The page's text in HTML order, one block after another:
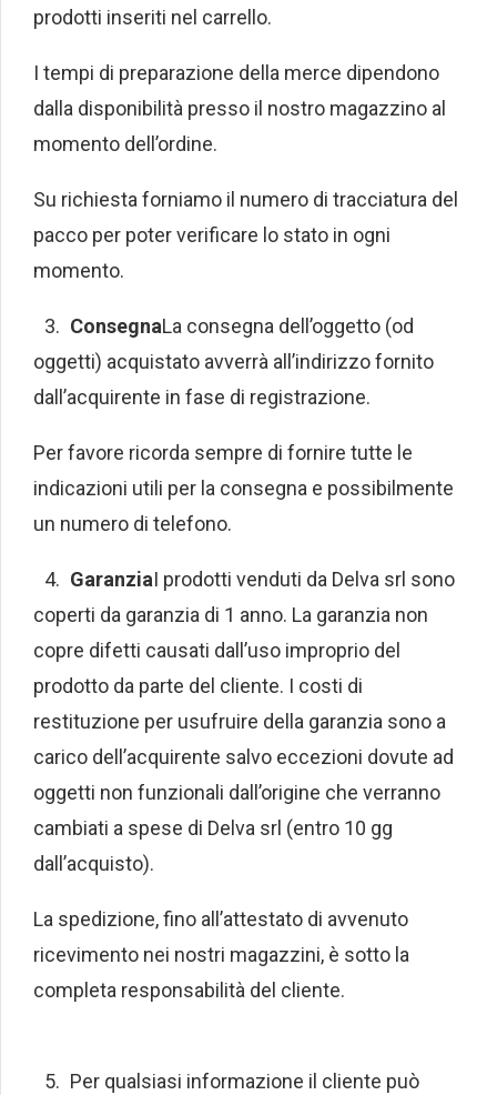
prodotti inseriti nel carrello.
I tempi di preparazione della merce dipendono
dalla disponibilità presso il nostro magazzino al
momento dell’ordine.
Su richiesta forniamo il numero di tracciatura del
pacco per poter verificare lo stato in ogni
momento.
ConsegnaLa consegna dell’oggetto (od
oggetti) acquistato avverrà all’indirizzo fornito
dall’acquirente in fase di registrazione.
Per favore ricorda sempre di fornire tutte le
indicazioni utili per la consegna e possibilmente
un numero di telefono.
GaranziaI prodotti venduti da Delva srl sono
coperti da garanzia di 1 anno. La garanzia non
copre difetti causati dall’uso improprio del
prodotto da parte del cliente. I costi di
restituzione per usufruire della garanzia sono a
carico dell’acquirente salvo eccezioni dovute ad
oggetti non funzionali dall’origine che verranno
cambiati a spese di Delva srl (entro 10 gg
dall’acquisto).
La spedizione, fino all’attestato di avvenuto
ricevimento nei nostri magazzini, è sotto la
completa responsabilità del cliente.
Per qualsiasi informazione il cliente può